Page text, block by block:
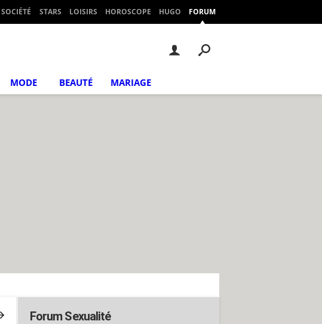
SOCIÉTÉ STARS LOISIRS HOROSCOPE HUGO FORUM
MODE BEAUTÉ MARIAGE
Forum Sexualité